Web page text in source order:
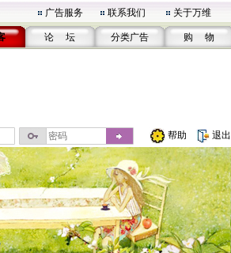
广告服务 联系我们 关于万维
论 坛 分类广告 购 物
帮助 退出